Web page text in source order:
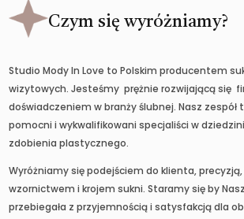
Czym się wyróżniamy?
Studio Mody In Love to Polskim producentem
wizytowych. Jesteśmy prężnie rozwijającą się
doświadczeniem w branży ślubnej. Nasz zespół
pomocni i wykwalifikowani specjaliści w
zdobienia plastycznego.
Wyróżniamy się podejściem do klienta,
wzornictwem i krojem sukni. Staramy się by
przebiegała z przyjemnością i satysfakcją dla